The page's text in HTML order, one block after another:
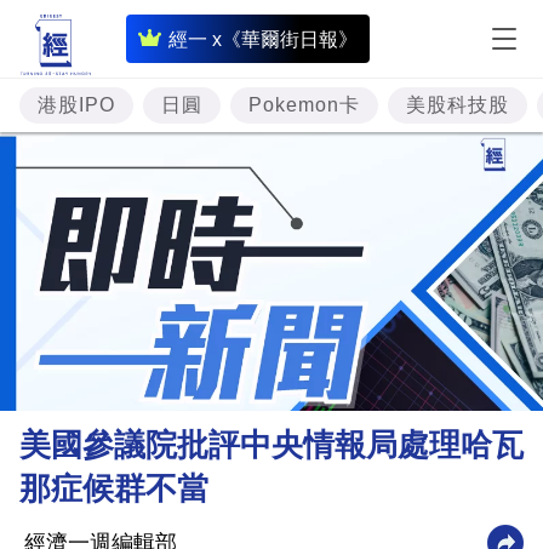
經一 x《華爾街日報》
即
時
財
經
專
題
投
資
樓
市
財
商
業
港股IPO 日圓 Pokemon卡 美股科技股
美國參議院批評中央情報局處理哈瓦
那症候群不當
經濟一週編輯部